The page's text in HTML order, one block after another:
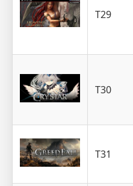
T29
T30
T31